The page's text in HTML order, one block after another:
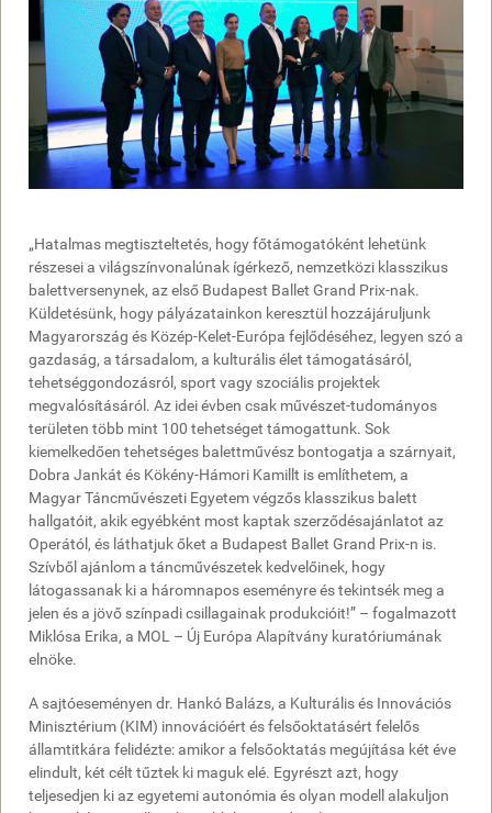
„Hatalmas megtiszteltetés, hogy főtámogatóként lehetünk
részesei a világszínvonalúnak ígérkező, nemzetközi klasszikus
balettversenynek, az első Budapest Ballet Grand Prix-nak.
Küldetésünk, hogy pályázatainkon keresztül hozzájáruljunk
Magyarország és Közép-Kelet-Európa fejlődéséhez, legyen szó a
gazdaság, a társadalom, a kulturális élet támogatásáról,
tehetséggondozásról, sport vagy szociális projektek
megvalósításáról. Az idei évben csak művészet-tudományos
területen több mint 100 tehetséget támogattunk. Sok
kiemelkedően tehetséges balettművész bontogatja a szárnyait,
Dobra Jankát és Kökény-Hámori Kamillt is említhetem, a
Magyar Táncművészeti Egyetem végzős klasszikus balett
hallgatóit, akik egyébként most kaptak szerződésajánlatot az
Operától, és láthatjuk őket a Budapest Ballet Grand Prix-n is.
Szívből ajánlom a táncművészetek kedvelőinek, hogy
látogassanak ki a háromnapos eseményre és tekintsék meg a
jelen és a jövő színpadi csillagainak produkcióit!” – fogalmazott
Miklósa Erika, a MOL – Új Európa Alapítvány kuratóriumának
elnöke.
A sajtóeseményen dr. Hankó Balázs, a Kulturális és Innovációs
Minisztérium (KIM) innovációért és felsőoktatásért felelős
államtitkára felidézte: amikor a felsőoktatás megújítása két éve
elindult, két célt tűztek ki maguk elé. Egyrészt azt, hogy
teljesedjen ki az egyetemi autonómia és olyan modell alakuljon